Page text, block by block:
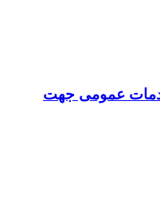
عمومی جهت